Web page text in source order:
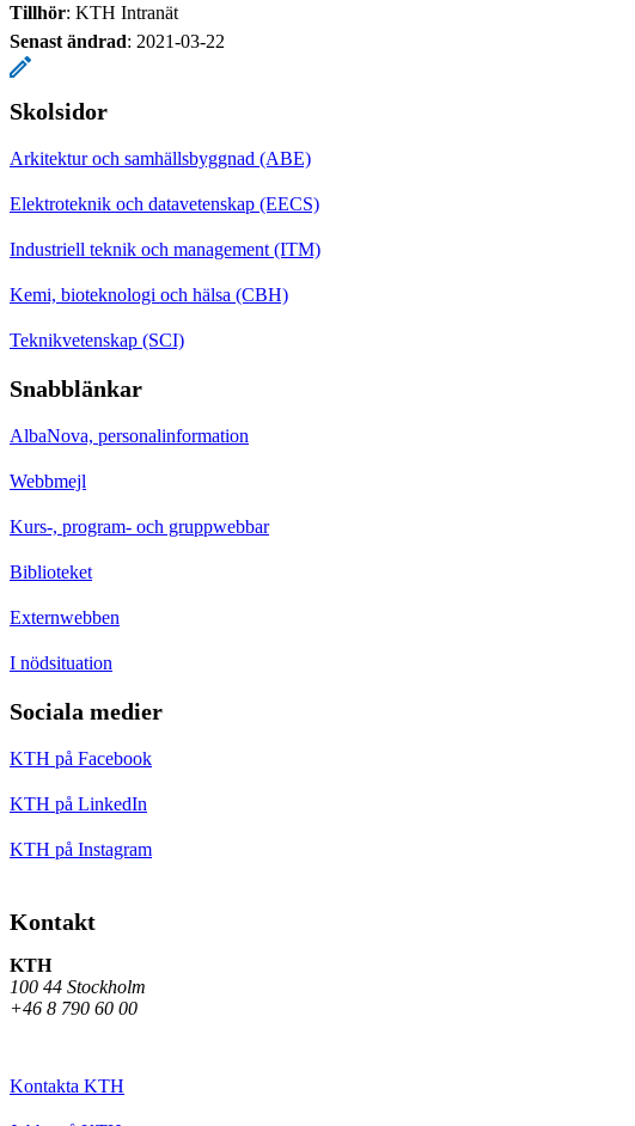
Tillhör: KTH Intranät
Senast ändrad: 2021-03-22
Skolsidor
Arkitektur och samhällsbyggnad (ABE)
Elektroteknik och datavetenskap (EECS)
Industriell teknik och management (ITM)
Kemi, bioteknologi och hälsa (CBH)
Teknikvetenskap (SCI)
Snabblänkar
AlbaNova, personalinformation
Webbmejl
Kurs-, program- och gruppwebbar
Biblioteket
Externwebben
I nödsituation
Sociala medier
KTH på Facebook
KTH på LinkedIn
KTH på Instagram
Kontakt
KTH
100 44 Stockholm
+46 8 790 60 00
Kontakta KTH